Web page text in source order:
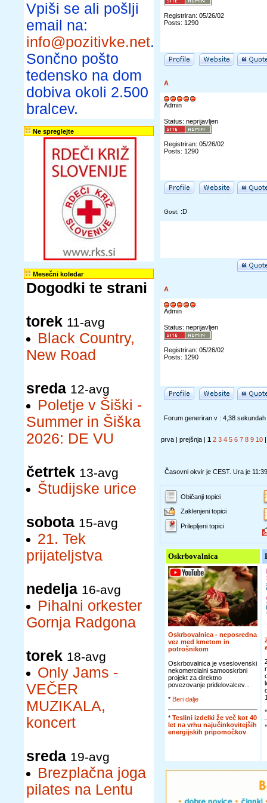
Vpiši se ali pošlji
email na:
info@pozitivke.net.
Sončno pošto
tedensko na dom
dobiva okoli 2.500
bralcev.
Ne spreglejte
Mesečni koledar
Dogodki te strani
torek 11-avg
Black Country,
New Road
sreda 12-avg
Poletje v Šiški -
Summer in Šiška
2026: DE VU
četrtek 13-avg
Študijske urice
sobota 15-avg
21. Tek
prijateljstva
nedelja 16-avg
Pihalni orkester
Gornja Radgona
torek 18-avg
Only Jams -
VEČER
MUZIKALA,
koncert
sreda 19-avg
Brezplačna joga
pilates na Lentu
Registriran: 05/26/02
Posts: 1290
A
Admin
Status: neprijavljen
Registriran: 05/26/02
Posts: 1290
Gost: :D
A
Admin
Status: neprijavljen
Registriran: 05/26/02
Posts: 1290
Forum generiran v : 4,38 sekundah
prva | prejšnja | 1 2 3 4 5 6 7 8 9 10
Časovni okvir je CEST. Ura je 11:39
Običanji topici
Zaklenjeni topici
Prilepljeni topici
Oskrbovalnica
Oskrbovalnica - neposredna
vez med kmetom in
potrošnikom
Oskrbovalnica je vseslovenski
nekomercialni samooskrbni
projekt za direktno
povezovanje pridelovalcev...
* Beri dalje
* Teslini izdelki že več kot 40
let na vrhu najučinkovitejših
energijskih pripomočkov